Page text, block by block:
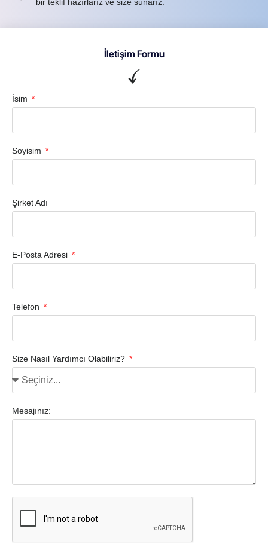
İletişim Formu
İsim
Soyisim
Şirket Adı
E-Posta Adresi
Telefon
Size Nasıl Yardımcı Olabiliriz?
Mesajınız: